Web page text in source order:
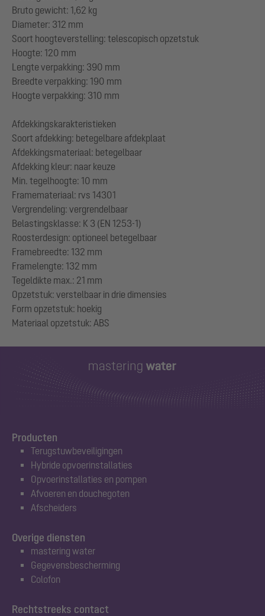
Bruto gewicht: 1,62 kg
Diameter: 312 mm
Soort hoogteverstelling: telescopisch opzetstuk
Hoogte: 120 mm
Lengte verpakking: 390 mm
Breedte verpakking: 190 mm
Hoogte verpakking: 310 mm
Afdekkingskarakteristieken
Soort afdekking: betegelbare afdekplaat
Afdekkingsmateriaal: betegelbaar
Afdekking kleur: naar keuze
Min. tegelhoogte: 10 mm
Framemateriaal: rvs 14301
Vergrendeling: vergrendelbaar
Belastingsklasse: K 3 (EN 1253-1)
Roosterdesign: optioneel betegelbaar
Framebreedte: 132 mm
Framelengte: 132 mm
Tegeldikte max.: 21 mm
Opzetstuk: verstelbaar in drie dimensies
Form opzetstuk: hoekig
Producten
Terugstuwbeveiligingen
Hybride opvoerinstallaties
Opvoerinstallaties en pompen
Afvoeren en douchegoten
Afscheiders
Rechtstreeks contact
Overige diensten
mastering water
Gegevensbescherming
Colofon